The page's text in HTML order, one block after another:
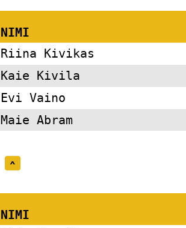
NIMI
Riina Kivikas
Kaie Kivila
Evi Vaino
Maie Abram
^
NIMI